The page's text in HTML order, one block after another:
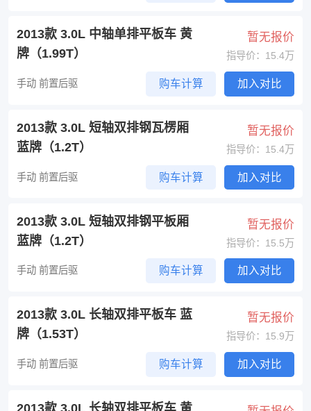
2013款 3.0L 中轴单排平板车 黄
牌（1.99T）
暂无报价
指导价：15.4万
手动 前置后驱 购车计算 加入对比
2013款 3.0L 短轴双排钢瓦楞厢
蓝牌（1.2T）
暂无报价
指导价：15.4万
手动 前置后驱 购车计算 加入对比
2013款 3.0L 短轴双排钢平板厢
蓝牌（1.2T）
暂无报价
指导价：15.5万
手动 前置后驱 购车计算 加入对比
2013款 3.0L 长轴双排平板车 蓝
牌（1.53T）
暂无报价
指导价：15.9万
手动 前置后驱 购车计算 加入对比